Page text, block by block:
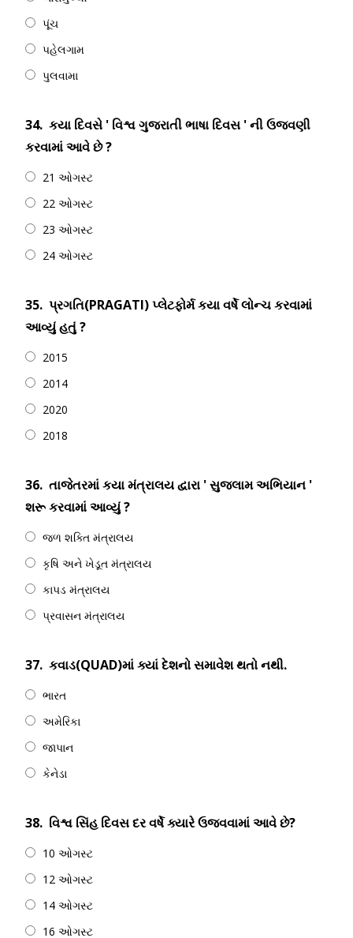
પૂંચ
પહેલગામ
પુલવામા
34. કયા દિવસે ' વિશ્વ ગુજરાતી ભાષા દિવસ ' ની ઉજવણી
કરવામાં આવે છે ?
21 ઓગસ્ટ
22 ઓગસ્ટ
23 ઓગસ્ટ
24 ઓગસ્ટ
35. પ્રગતિ(PRAGATI) પ્લેટફોર્મ કયા વર્ષે લોન્ચ કરવામાં
આવ્યું હતું ?
2015
2014
2020
2018
36. તાજેતરમાં કયા મંત્રાલય દ્વારા ' સુજલામ અભિયાન '
શરૂ કરવામાં આવ્યું ?
જળ શક્તિ મંત્રાલય
કૃષિ અને ખેડૂત મંત્રાલય
કાપડ મંત્રાલય
પ્રવાસન મંત્રાલય
37. કવાડ(QUAD)માં ક્યાં દેશનો સમાવેશ થતો નથી.
ભારત
અમેરિકા
જાપાન
કેનેડા
38. વિશ્વ સિંહ દિવસ દર વર્ષે ક્યારે ઉજવવામાં આવે છે?
10 ઓગસ્ટ
12 ઓગસ્ટ
14 ઓગસ્ટ
16 ઓગસ્ટ